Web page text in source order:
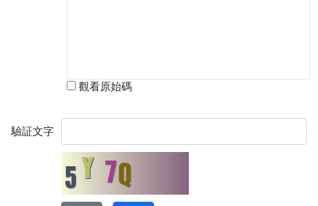
觀看原始碼
驗証文字